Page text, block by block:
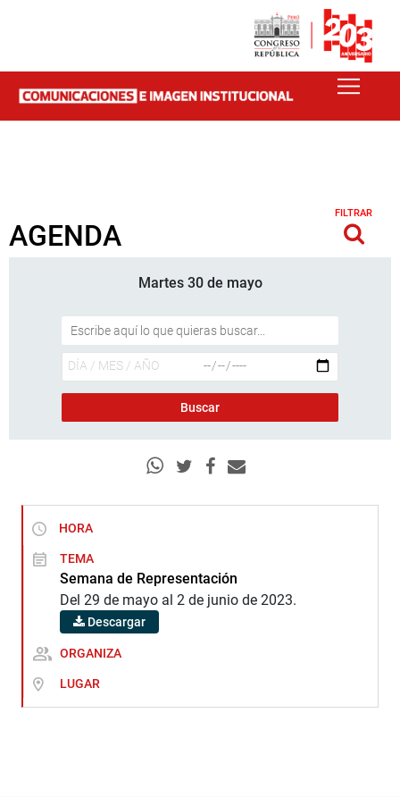
AGENDA
FILTRAR
Martes 30 de mayo
HORA
TEMA
Semana de Representación
Del 29 de mayo al 2 de junio de 2023.
Descargar
ORGANIZA
LUGAR